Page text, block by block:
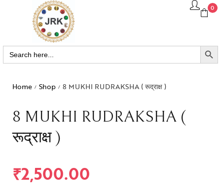
0
Search
for:
SEARCH BUTTON
Home / Shop / 8 MUKHI RUDRAKSHA ( रूद्राक्ष )
8 MUKHI RUDRAKSHA (
रूद्राक्ष )
₹2,500.00